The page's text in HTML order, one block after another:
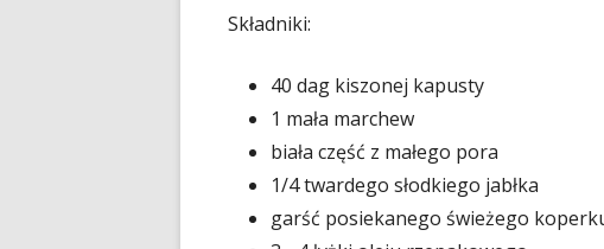
Składniki:
40 dag kiszonej kapusty
1 mała marchew
biała część z małego pora
1/4 twardego słodkiego jabłka
garść posiekanego świeżego